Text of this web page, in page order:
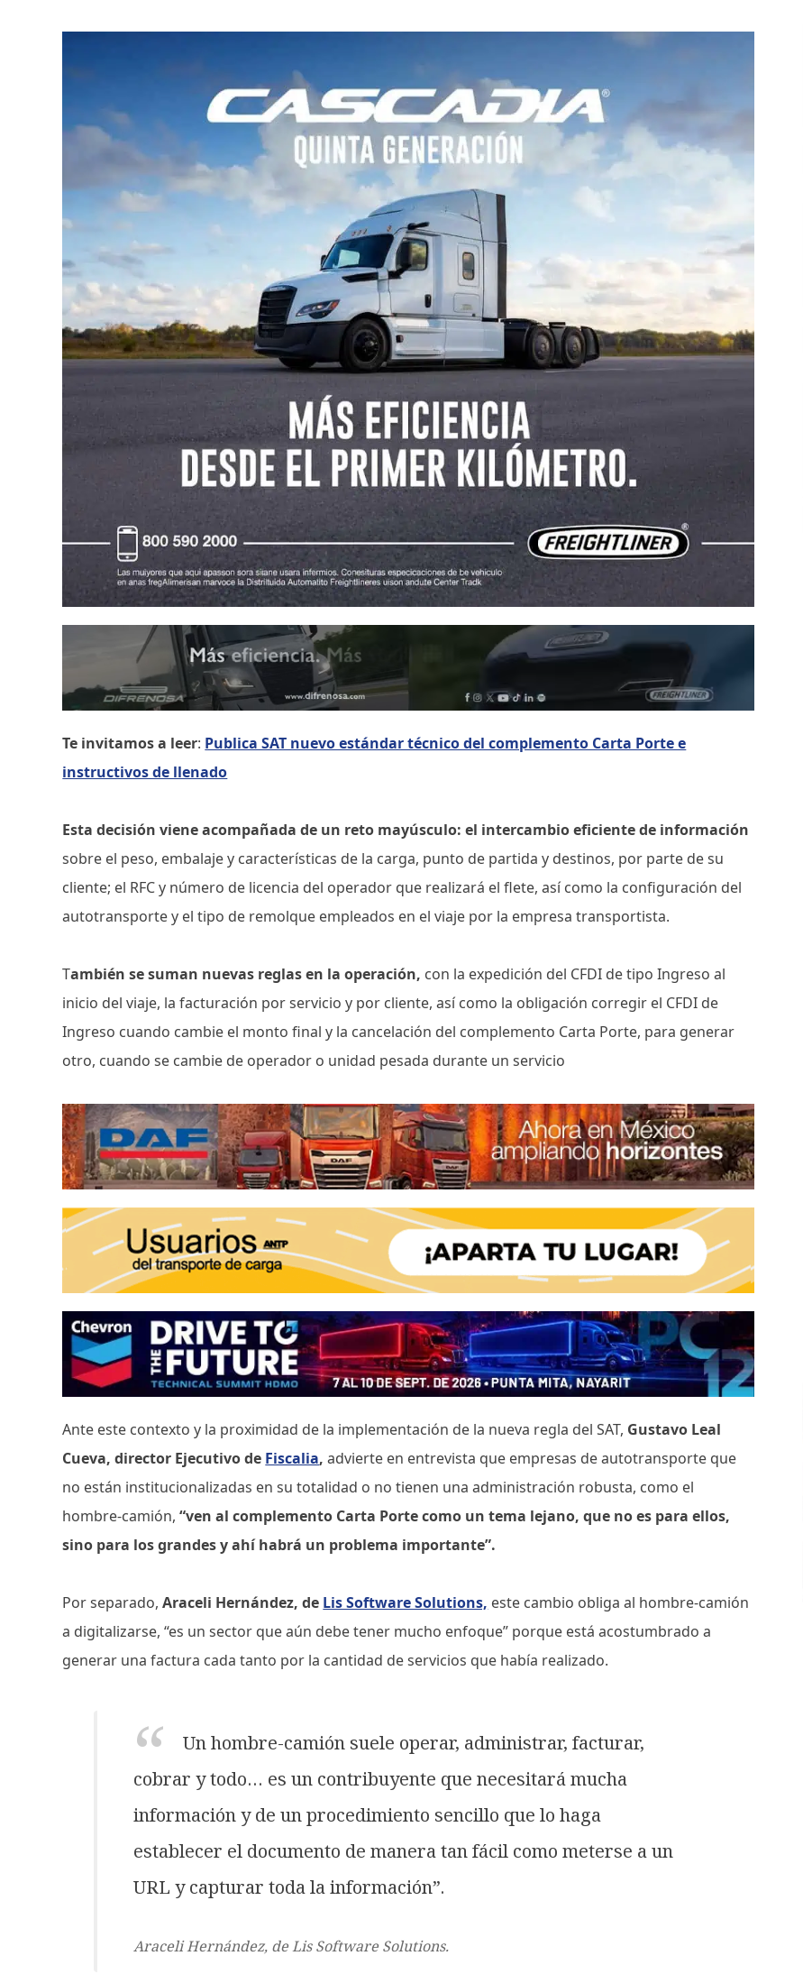
Te invitamos a leer: Publica SAT nuevo estándar técnico del complemento Carta Porte e
instructivos de llenado
Esta decisión viene acompañada de un reto mayúsculo: el intercambio eficiente de información
sobre el peso, embalaje y características de la carga, punto de partida y destinos, por parte de su
cliente; el RFC y número de licencia del operador que realizará el flete, así como la configuración del
autotransporte y el tipo de remolque empleados en el viaje por la empresa transportista.
También se suman nuevas reglas en la operación, con la expedición del CFDI de tipo Ingreso al
inicio del viaje, la facturación por servicio y por cliente, así como la obligación corregir el CFDI de
Ingreso cuando cambie el monto final y la cancelación del complemento Carta Porte, para generar
otro, cuando se cambie de operador o unidad pesada durante un servicio
Ante este contexto y la proximidad de la implementación de la nueva regla del SAT, Gustavo Leal
Cueva, director Ejecutivo de Fiscalia, advierte en entrevista que empresas de autotransporte que
no están institucionalizadas en su totalidad o no tienen una administración robusta, como el
hombre-camión,“ven al complemento Carta Porte como un tema lejano, que no es para ellos,
sino para los grandes y ahí habrá un problema importante”.
Por separado,Araceli Hernández, de Lis Software Solutions, este cambio obliga al hombre-camión
a digitalizarse, “es un sector que aún debe tener mucho enfoque” porque está acostumbrado a
generar una factura cada tanto por la cantidad de servicios que había realizado.
Un hombre-camión suele operar, administrar, facturar,
cobrar y todo… es un contribuyente que necesitará mucha
información y de un procedimiento sencillo que lo haga
establecer el documento de manera tan fácil como meterse a un
URL y capturar toda la información”.
Araceli Hernández, de Lis Software Solutions.